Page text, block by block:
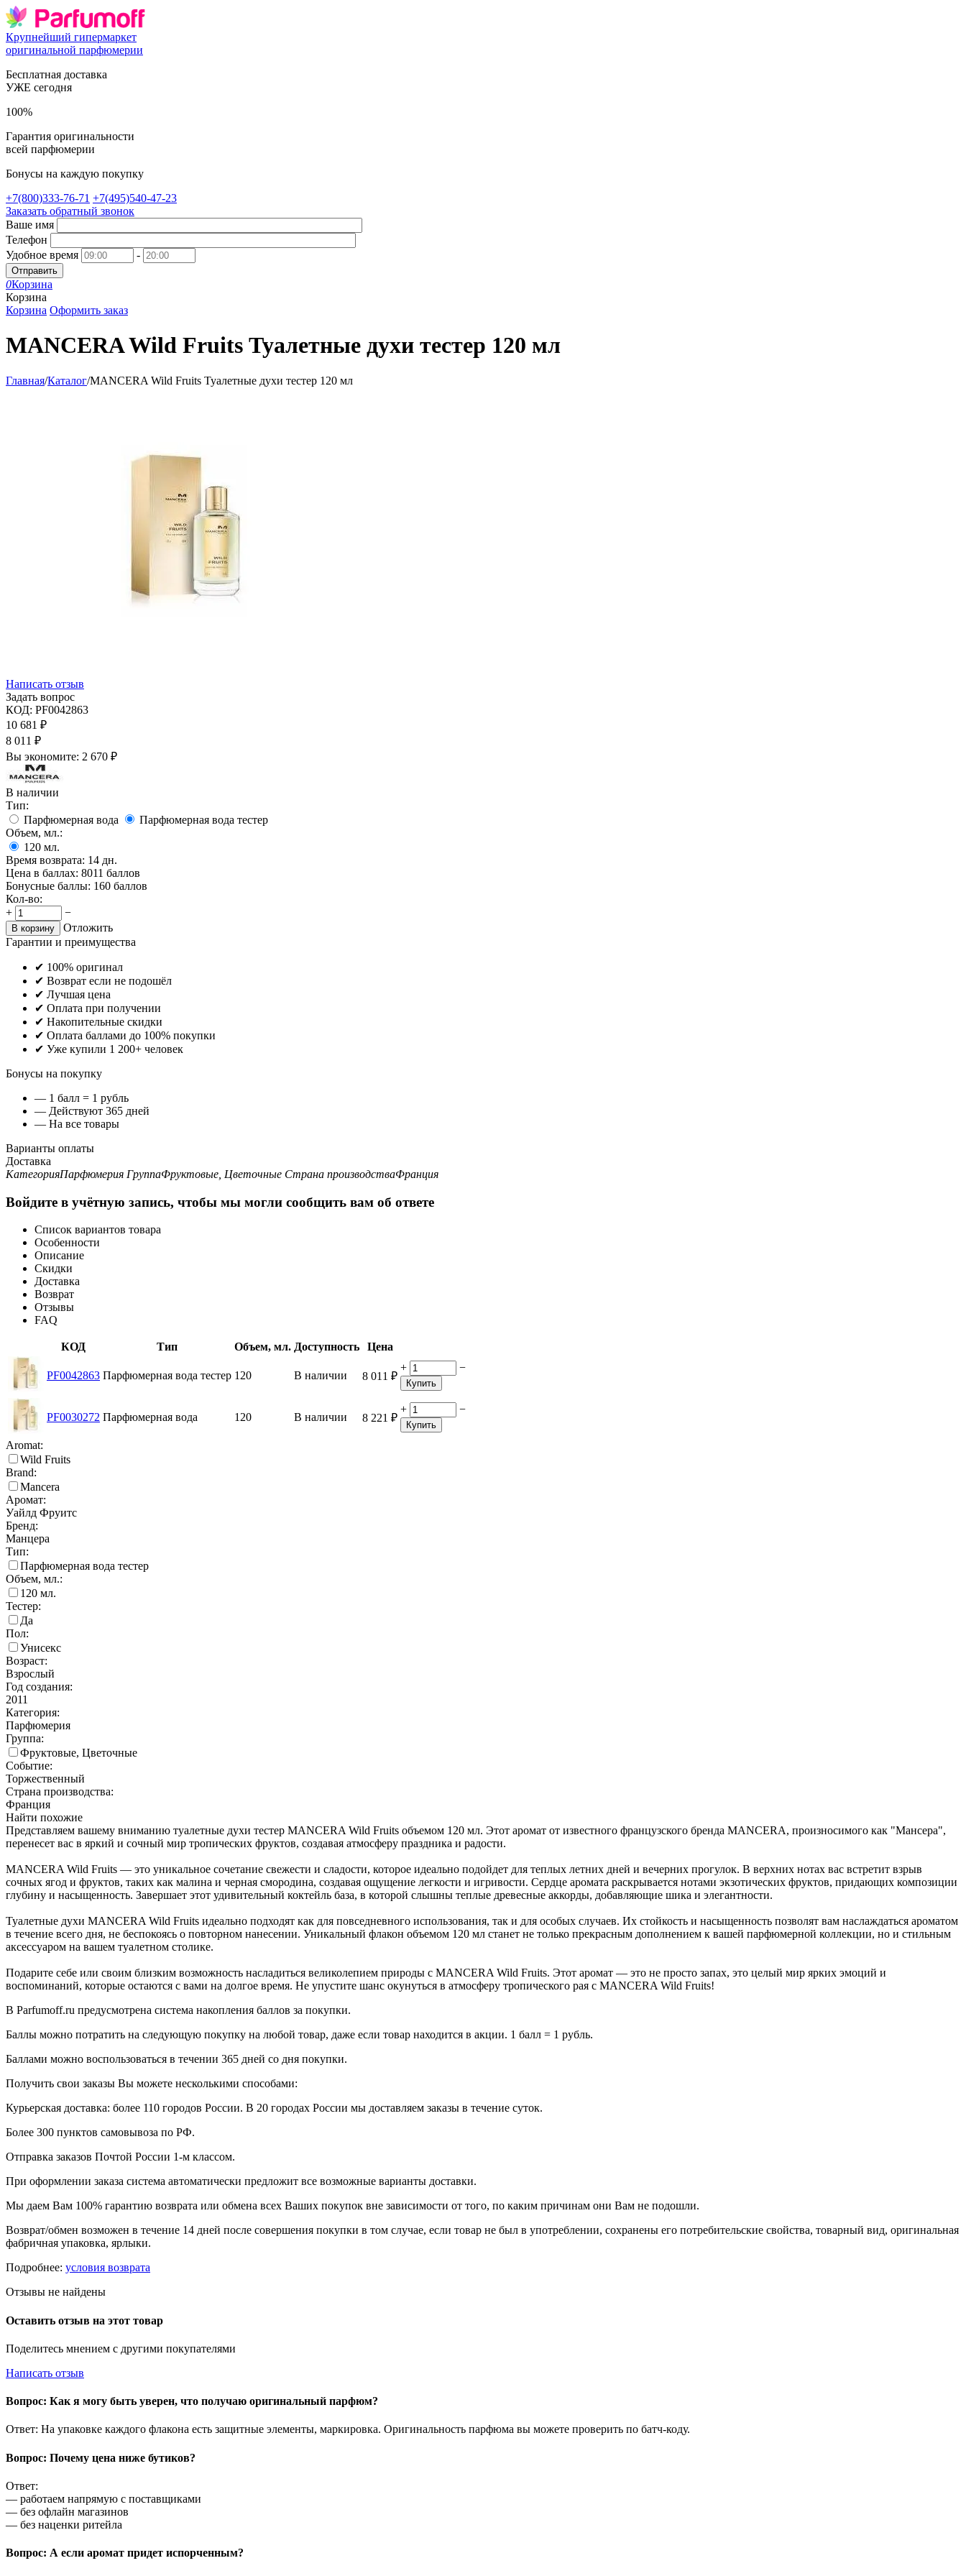
Крупнейший гипермаркет
оригинальной парфюмерии
Бесплатная доставка
УЖЕ сегодня
100%
Гарантия оригинальности
всей парфюмерии
Бонусы на каждую покупку
+7(800)333-76-71 +7(495)540-47-23
Заказать обратный звонок
Ваше имя
Телефон
Удобное время
-
Отправить
0Корзина
Корзина
Корзина Оформить заказ
MANCERA Wild Fruits Туалетные духи тестер 120 мл
Главная/Каталог/MANCERA Wild Fruits Туалетные духи тестер 120 мл
Написать отзыв
Задать вопрос
КОД: PF0042863
10 681 ₽
8 011 ₽
Вы экономите: 2 670 ₽
В наличии
Тип:
Парфюмерная вода
Парфюмерная вода тестер
Объем, мл.:
120 мл.
Время возврата: 14 дн.
Цена в баллах: 8011 баллов
Бонусные баллы: 160 баллов
Кол-во:
+
−
В корзину
Отложить
Гарантии и преимущества
✔ 100% оригинал
✔ Возврат если не подошёл
✔ Лучшая цена
✔ Оплата при получении
✔ Накопительные скидки
✔ Оплата баллами до 100% покупки
✔ Уже купили 1 200+ человек
Бонусы на покупку
— 1 балл = 1 рубль
— Действуют 365 дней
— На все товары
Варианты оплаты
Доставка
КатегорияПарфюмерия ГруппаФруктовые, Цветочные Страна производстваФранция
Войдите в учётную запись, чтобы мы могли сообщить вам об ответе
Список вариантов товара
Особенности
Описание
Скидки
Доставка
Возврат
Отзывы
FAQ
КОД Тип Объем, мл. Доступность Цена
PF0042863 Парфюмерная вода тестер 120 В наличии 8 011 ₽
+ −
Купить
PF0030272 Парфюмерная вода 120 В наличии 8 221 ₽
+ −
Купить
Aromat:
Wild Fruits
Brand:
Mancera
Аромат:
Уайлд Фруитс
Бренд:
Манцера
Тип:
Парфюмерная вода тестер
Объем, мл.:
120 мл.
Тестер:
Да
Пол:
Унисекс
Возраст:
Взрослый
Год создания:
2011
Категория:
Парфюмерия
Группа:
Фруктовые, Цветочные
Событие:
Торжественный
Страна производства:
Франция
Найти похожие
Представляем вашему вниманию туалетные духи тестер MANCERA Wild Fruits объемом 120 мл. Этот аромат от известного французского бренда MANCERA, произносимого как "Мансера",
перенесет вас в яркий и сочный мир тропических фруктов, создавая атмосферу праздника и радости.
MANCERA Wild Fruits — это уникальное сочетание свежести и сладости, которое идеально подойдет для теплых летних дней и вечерних прогулок. В верхних нотах вас встретит взрыв
сочных ягод и фруктов, таких как малина и черная смородина, создавая ощущение легкости и игривости. Сердце аромата раскрывается нотами экзотических фруктов, придающих композиции
глубину и насыщенность. Завершает этот удивительный коктейль база, в которой слышны теплые древесные аккорды, добавляющие шика и элегантности.
Туалетные духи MANCERA Wild Fruits идеально подходят как для повседневного использования, так и для особых случаев. Их стойкость и насыщенность позволят вам наслаждаться ароматом
в течение всего дня, не беспокоясь о повторном нанесении. Уникальный флакон объемом 120 мл станет не только прекрасным дополнением к вашей парфюмерной коллекции, но и стильным
аксессуаром на вашем туалетном столике.
Подарите себе или своим близким возможность насладиться великолепием природы с MANCERA Wild Fruits. Этот аромат — это не просто запах, это целый мир ярких эмоций и
воспоминаний, которые остаются с вами на долгое время. Не упустите шанс окунуться в атмосферу тропического рая с MANCERA Wild Fruits!
В Parfumoff.ru предусмотрена система накопления баллов за покупки.
Баллы можно потратить на следующую покупку на любой товар, даже если товар находится в акции. 1 балл = 1 рубль.
Баллами можно воспользоваться в течении 365 дней со дня покупки.
Получить свои заказы Вы можете несколькими способами:
Курьерская доставка: более 110 городов России. В 20 городах России мы доставляем заказы в течение суток.
Более 300 пунктов самовывоза по РФ.
Отправка заказов Почтой России 1-м классом.
При оформлении заказа система автоматически предложит все возможные варианты доставки.
Мы даем Вам 100% гарантию возврата или обмена всех Ваших покупок вне зависимости от того, по каким причинам они Вам не подошли.
Возврат/обмен возможен в течение 14 дней после совершения покупки в том случае, если товар не был в употреблении, сохранены его потребительские свойства, товарный вид, оригинальная
фабричная упаковка, ярлыки.
Подробнее: условия возврата
Отзывы не найдены
Оставить отзыв на этот товар
Поделитесь мнением с другими покупателями
Написать отзыв
Вопрос: Как я могу быть уверен, что получаю оригинальный парфюм?
Ответ: На упаковке каждого флакона есть защитные элементы, маркировка. Оригинальность парфюма вы можете проверить по батч-коду.
Вопрос: Почему цена ниже бутиков?
Ответ:
— работаем напрямую с поставщиками
— без офлайн магазинов
— без наценки ритейла
Вопрос: А если аромат придет испорченным?